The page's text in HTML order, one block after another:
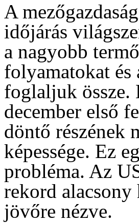
A
időjárás
a nagyobb
folyamatokat és
foglaljuk össze.
december első
döntő részének
képessége. Ez
probléma. Az
rekord
jövőre nézve.